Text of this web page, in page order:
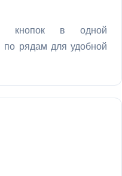
кнопок в одной
по рядам для удобной